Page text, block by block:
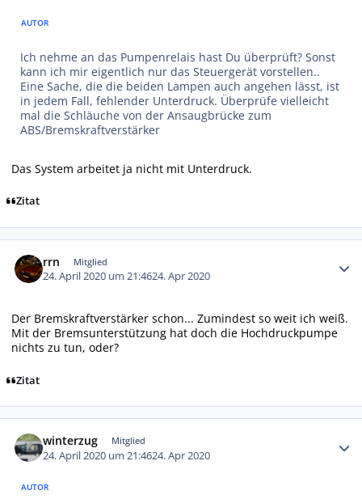
AUTOR
Ich nehme an das Pumpenrelais hast Du überprüft? Sonst
kann ich mir eigentlich nur das Steuergerät vorstellen..
Eine Sache, die die beiden Lampen auch angehen lässt, ist
in jedem Fall, fehlender Unterdruck. Überprüfe vielleicht
mal die Schläuche von der Ansaugbrücke zum
ABS/Bremskraftverstärker
Das System arbeitet ja nicht mit Unterdruck.
Zitat
rrn Mitglied
24. April 2020 um 21:4624. Apr 2020
Der Bremskraftverstärker schon... Zumindest so weit ich weiß.
Mit der Bremsunterstützung hat doch die Hochdruckpumpe
nichts zu tun, oder?
Zitat
winterzug Mitglied
24. April 2020 um 21:4624. Apr 2020
AUTOR